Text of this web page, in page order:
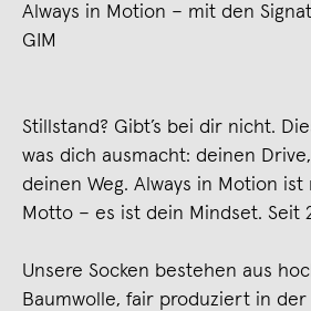
Always in Motion – mit den
GIM
Stillstand? Gibt’s bei dir nicht.
was dich ausmacht: deinen
deinen Weg. Always in Motion
Motto – es ist dein Mindset. Seit
Unsere Socken bestehen aus
Baumwolle, fair produziert in